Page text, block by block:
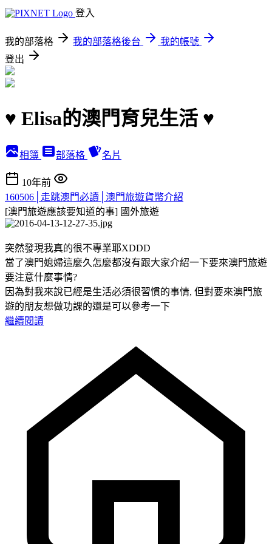
登入
我的部落格 我的部落格後台
我的帳號
登出
♥ Elisa的澳門育兒生活 ♥
相簿 部落格 名片
10年前
160506│走跳澳門必讀│澳門旅遊貨幣介紹
[澳門旅遊應該要知道的事] 國外旅遊
突然發現我真的很不專業耶XDDD
當了澳門媳婦這麼久怎麼都沒有跟大家介紹一下要來澳門旅遊
要注意什麼事情?
因為對我來說已經是生活必須很習慣的事情, 但對要來澳門旅
遊的朋友想做功課的還是可以參考一下
繼續閱讀